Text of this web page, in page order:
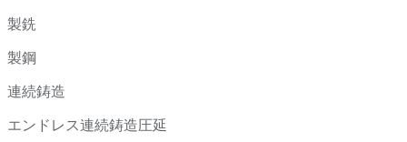
製銑
製鋼
連続鋳造
エンドレス連続鋳造圧延